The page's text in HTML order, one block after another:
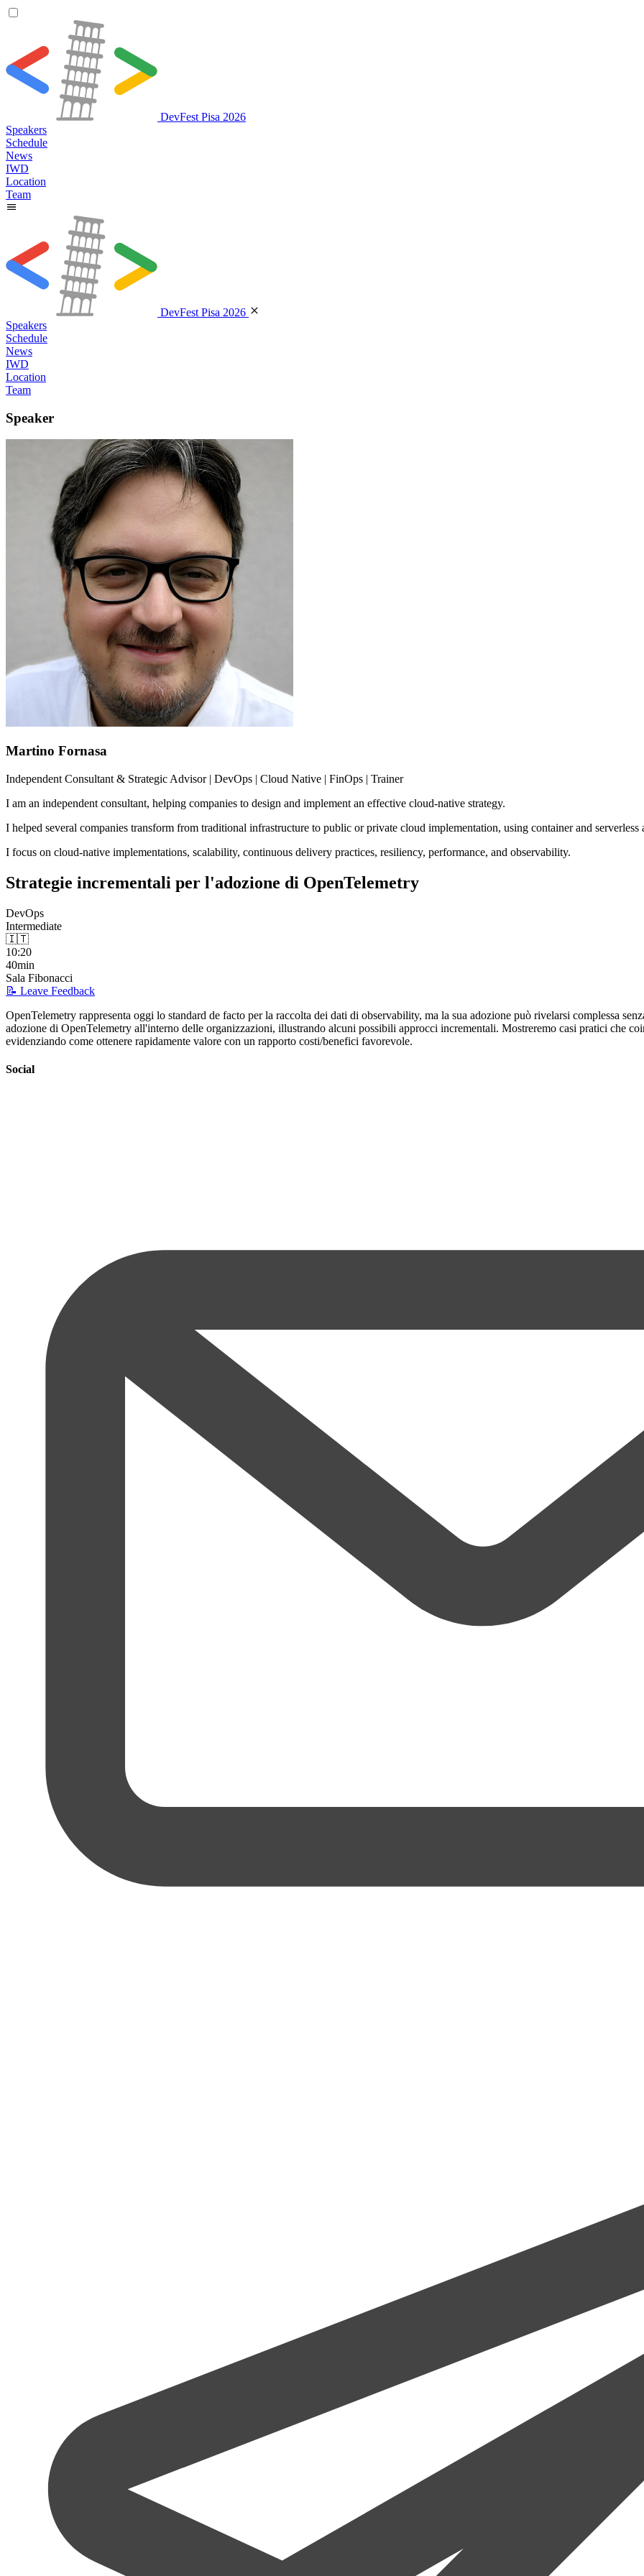
DevFest Pisa 2026
Speakers
Schedule
News
IWD
Location
Team
DevFest Pisa 2026
Speakers
Schedule
News
IWD
Location
Team
Speaker
Martino Fornasa
Independent Consultant & Strategic Advisor | DevOps | Cloud Native | FinOps | Trainer
I am an independent consultant, helping companies to design and implement an effective cloud-native strategy.
I helped several companies transform from traditional infrastructure to public or private cloud implementation, using container and serverless
I focus on cloud-native implementations, scalability, continuous delivery practices, resiliency, performance, and observability.
Strategie incrementali per l'adozione di OpenTelemetry
DevOps
Intermediate
🇮🇹
10:20
40min
Sala Fibonacci
📝 Leave Feedback
OpenTelemetry rappresenta oggi lo standard de facto per la raccolta dei dati di observability, ma la sua adozione può rivelarsi complessa
adozione di OpenTelemetry all'interno delle organizzazioni, illustrando alcuni possibili approcci incrementali. Mostreremo casi pratici che
evidenziando come ottenere rapidamente valore con un rapporto costi/benefici favorevole.
Social